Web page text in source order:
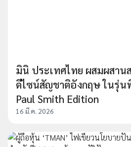
มินิ ประเทศไทย ผสมผสาน
ดีไซน์สัญชาติอังกฤษ ในรุ่น
Paul Smith Edition
16 มี.ค. 2026